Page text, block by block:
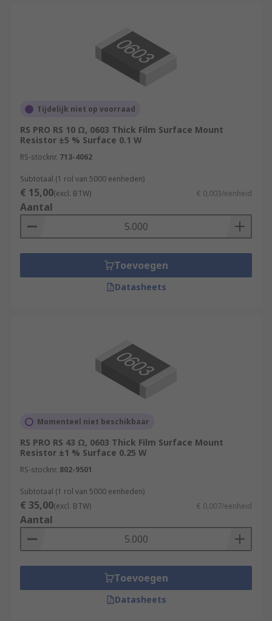
Tijdelijk niet op voorraad
RS PRO RS 10 Ω, 0603 Thick Film Surface Mount
Resistor ±5 % Surface 0.1 W
RS-stocknr. 713-4062
Subtotaal (1 rol van 5000 eenheden)
€ 15,00(excl. BTW) € 0,003/eenheid
Aantal
Toevoegen
Datasheets
Momenteel niet beschikbaar
RS PRO RS 43 Ω, 0603 Thick Film Surface Mount
Resistor ±1 % Surface 0.25 W
RS-stocknr. 802-9501
Subtotaal (1 rol van 5000 eenheden)
€ 35,00(excl. BTW) € 0,007/eenheid
Aantal
Toevoegen
Datasheets